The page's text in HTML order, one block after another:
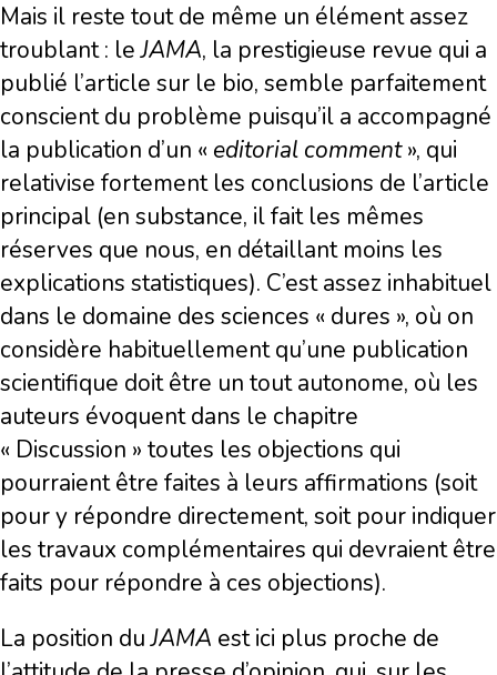
Mais il reste tout de même un élément assez
troublant : leJAMA, la prestigieuse revue qui a
publié l’article sur le bio, semble parfaitement
conscient du problème puisqu’il a accompagné
la publication d’un « editorial comment», qui
relativise fortement les conclusions de l’article
principal (en substance, il fait les mêmes
réserves que nous, en détaillant moins les
explications statistiques). C’est assez inhabituel
dans le domaine des sciences « dures », où on
considère habituellement qu’une publication
scientifique doit être un tout autonome, où les
auteurs évoquent dans le chapitre
« Discussion » toutes les objections qui
pourraient être faites à leurs affirmations (soit
pour y répondre directement, soit pour indiquer
les travaux complémentaires qui devraient être
faits pour répondre à ces objections).
La position duJAMA est ici plus proche de